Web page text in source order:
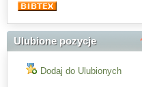
Ulubione pozycje
Dodaj do Ulubionych